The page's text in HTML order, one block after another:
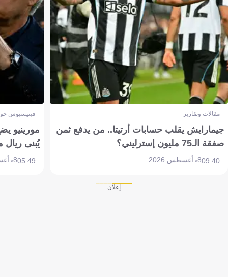
مقالات وتقارير
جيمارايش يقلب حسابات أرتيتا.. من يدفع ثمن
صفقة الـ75 مليون إسترليني؟
09:408 أغسطس 2026
فينيسيوس
مورينيو
يُبنى ريال
05:498 أغسطس 2026
إعلان